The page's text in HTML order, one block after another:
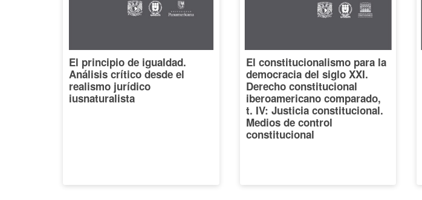
El principio de igualdad.
Análisis crítico desde el
realismo jurídico
iusnaturalista
El constitucionalismo para la
democracia del siglo XXI.
Derecho constitucional
iberoamericano comparado,
t. IV: Justicia constitucional.
Medios de control
constitucional